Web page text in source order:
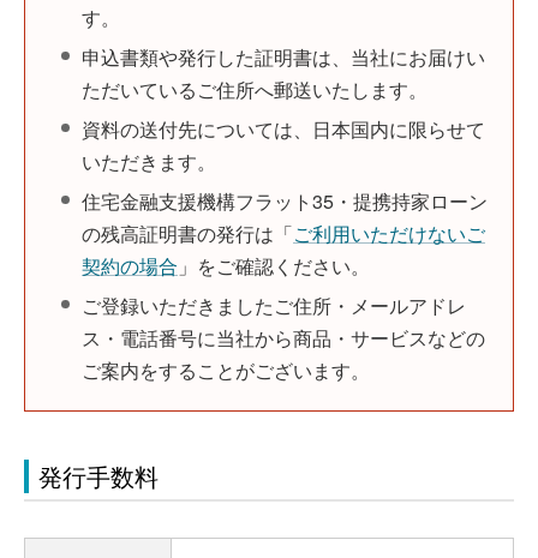
す。
申込書類や発行した証明書は、当社にお届けい
ただいているご住所へ郵送いたします。
資料の送付先については、日本国内に限らせて
いただきます。
住宅金融支援機構フラット35・提携持家ローン
の残高証明書の発行は「ご利用いただけないご
契約の場合 」をご確認ください。
ご登録いただきましたご住所・メールアドレ
ス・電話番号に当社から商品・サービスなどの
ご案内をすることがございます。
発行手数料